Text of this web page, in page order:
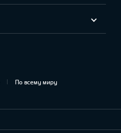
По всему миру